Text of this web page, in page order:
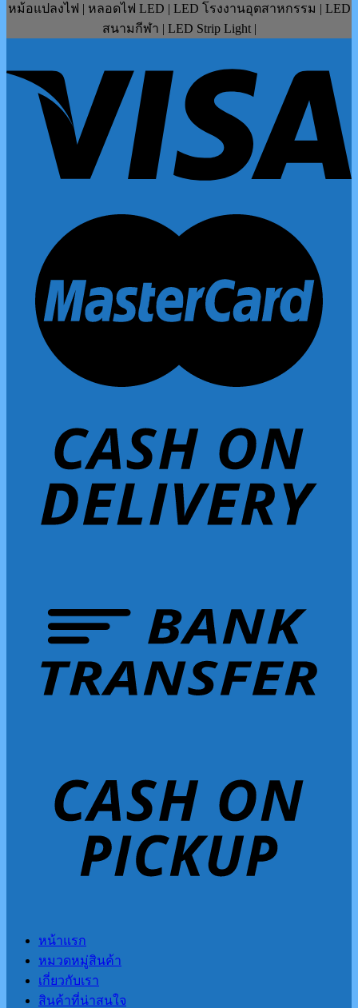
หม้อแปลงไฟ | หลอดไฟ LED | LED โรงงานอุตสาหกรรม | LED
สนามกีฬา | LED Strip Light |
หน้าแรก
หมวดหมู่สินค้า
เกี่ยวกับเรา
สินค้าที่น่าสนใจ